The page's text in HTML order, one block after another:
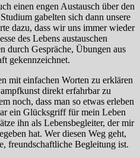
einen engen Austausch über den
gabelten sich dann unsere
dazu, dass wir uns immer wieder
des Lebens austauschen
durch Gespräche, Übungen aus
gekennzeichnet.
mit einfachen Worten zu erklären
direkt erfahrbar zu
noch, dass man so etwas erleben
ein Glücksgriff für mein Leben
ihn als Lebensbegleiter, der mir
hat. Wer diesen Weg geht,
freundschaftliche Begleitung ist.